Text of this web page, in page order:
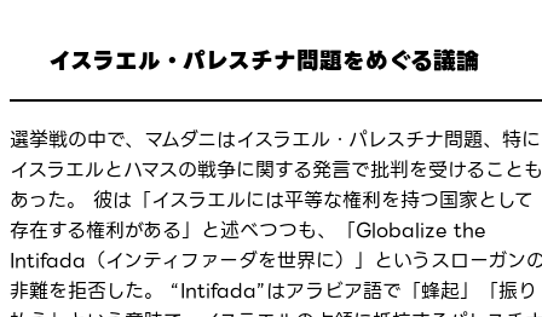
イスラエル・パレスチナ問題をめぐる議論
選挙戦の中で、マムダニはイスラエル・パレスチナ問題、特に
イスラエルとハマスの戦争に関する発言で批判を受けることも
あった。 彼は「イスラエルには平等な権利を持つ国家として
存在する権利がある」と述べつつも、「Globalize the
Intifada（インティファーダを世界に）」というスローガン
非難を拒否した。 “Intifada”はアラビア語で「蜂起」「振り